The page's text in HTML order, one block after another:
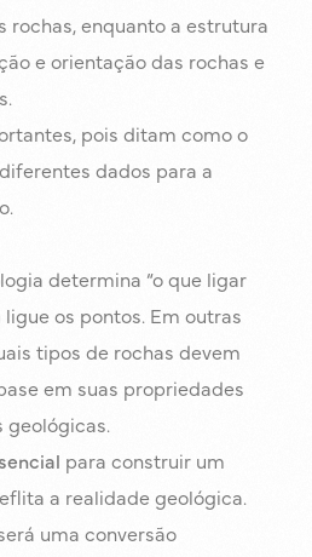
rochas, enquanto a estrutura
e orientação das rochas e
pois ditam como o
dados para a
determina “o que ligar
os pontos. Em outras
tipos de rochas devem
em suas propriedades
geológicas.
para construir um
a realidade geológica.
uma conversão